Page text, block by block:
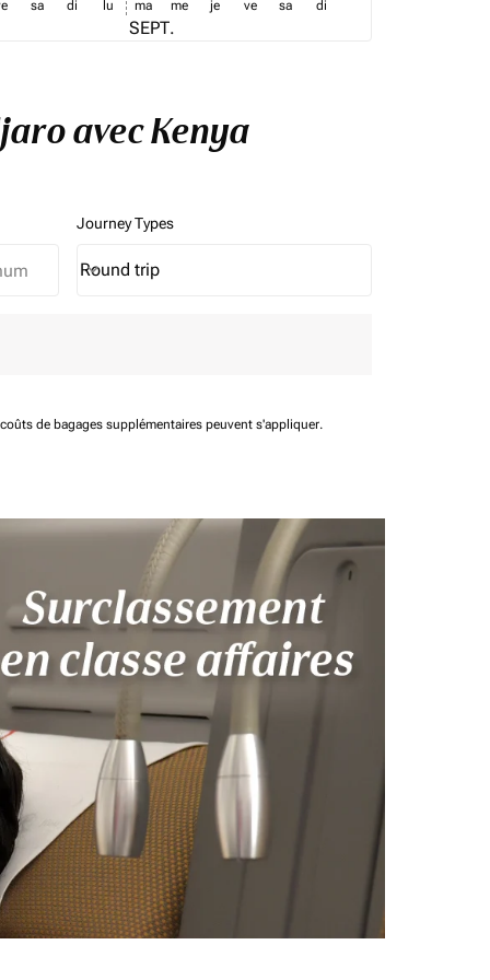
sa di lu ma
SEPT.
me je ve sa di
avec Kenya
Journey Types
Journey Types option Round trip Selected
Round trip
keyboard_arrow_down
de bagages supplémentaires peuvent s'appliquer.